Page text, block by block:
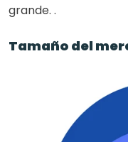
grande. .
Tamaño del